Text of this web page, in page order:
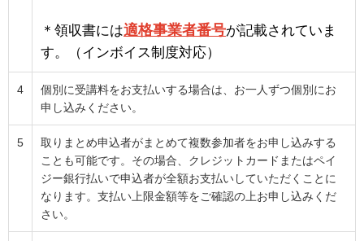
＊領収書には適格事業者番号が記載されていま
す。（インボイス制度対応）
4
個別に受講料をお支払いする場合は、お一人ずつ個別にお
申し込みください。
5
取りまとめ申込者がまとめて複数参加者をお申し込みする
ことも可能です。その場合、クレジットカードまたはペイ
ジー銀行払いで申込者が全額お支払いしていただくことに
なります。支払い上限金額等をご確認の上お申し込みくだ
さい。